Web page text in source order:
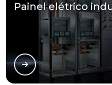
Painel elétrico